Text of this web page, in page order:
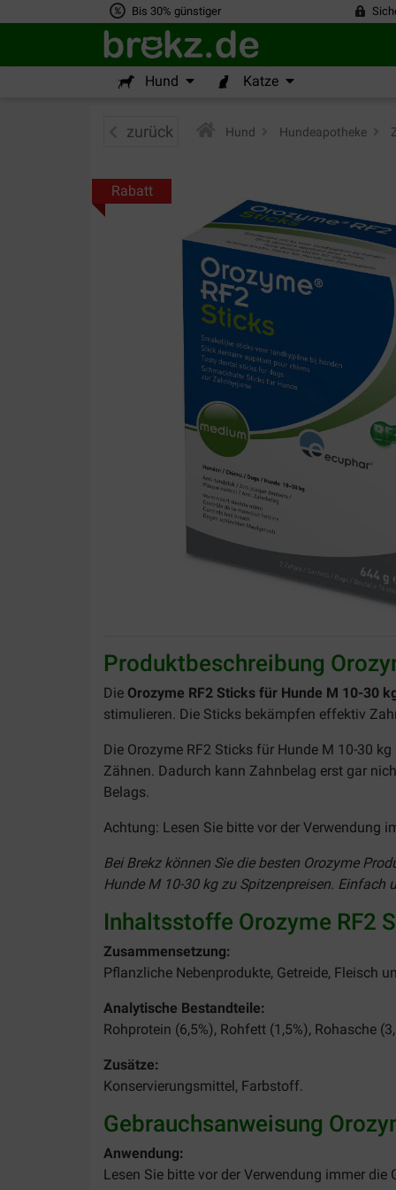
Bis 30% günstiger
Hund Katze
zurück Hund Hundeapotheke
Rabatt
Produktbeschreibung
Die Orozyme RF2 Sticks für Hunde M 10-30
stimulieren. Die Sticks bekämpfen effektiv
Die Orozyme RF2 Sticks für Hunde M 10-30
Zähnen. Dadurch kann Zahnbelag erst gar
Belags.
Achtung: Lesen Sie bitte vor der Verwendung
Bei Brekz können Sie die besten Orozyme
Hunde M 10-30 kg zu Spitzenpreisen. Einfach
Inhaltsstoffe Orozyme RF2
Zusammensetzung:
Pflanzliche Nebenprodukte, Getreide, Fleisch
Analytische Bestandteile:
Rohprotein (6,5%), Rohfett (1,5%), Rohasche
Zusätze:
Konservierungsmittel, Farbstoff.
Gebrauchsanweisung
Anwendung:
Lesen Sie bitte vor der Verwendung immer